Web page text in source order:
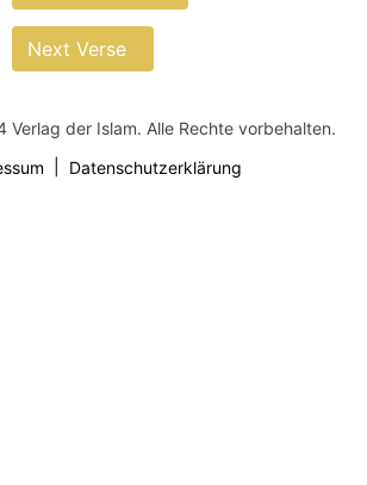
Next Verse
der Islam. Alle Rechte vorbehalten.
Datenschutzerklärung